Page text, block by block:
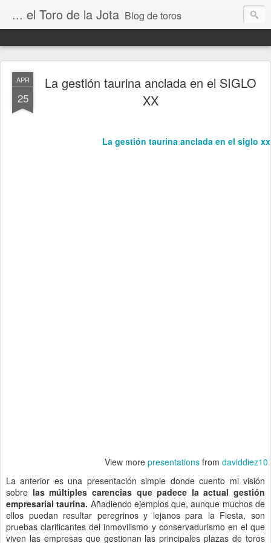
... el Toro de la Jota Blog de toros
APR
25
La gestión taurina anclada en el SIGLO
XX
La gestión taurina anclada en el siglo xx
View more presentationsfrom daviddiez10
La anterior es una presentación simple donde cuento mi visión
sobre las múltiples carencias que padece la actual gestión
empresarial taurina. Añadiendo ejemplos que, aunque muchos de
ellos puedan resultar peregrinos y lejanos para la Fiesta, son
pruebas clarificantes del inmovilismo y conservadurismo en el que
viven las empresas que gestionan las principales plazas de toros